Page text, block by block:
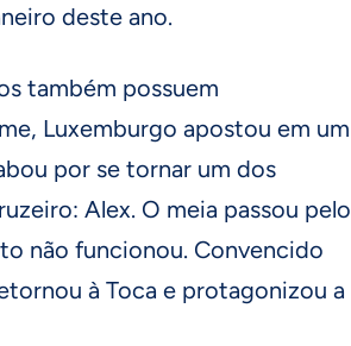
deste ano.
também possuem
Luxemburgo apostou em um
por se tornar um dos
Alex. O meia passou pelo
não funcionou. Convencido
à Toca e protagonizou a